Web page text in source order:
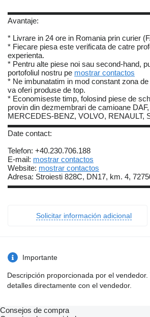
Avantaje:
* Livrare in 24 ore in Romania prin curier
* Fiecare piesa este verificata de catre
experienta.
* Pentru alte piese noi sau second-hand,
portofoliul nostru pe mostrar contactos
* Ne imbunatatim in mod constant zona
va oferi produse de top.
* Economiseste timp, folosind piese de
provin din dezmembrari de camioane
MERCEDES-BENZ, VOLVO, RENAULT,
Date contact:
Telefon: +40.230.706.188
E-mail: mostrar contactos
Website: mostrar contactos
Adresa: Stroiesti 828C, DN17, km. 4,
Solicitar información adicional
Importante
Descripción proporcionada por el
detalles directamente con el vendedor.
Consejos de compra